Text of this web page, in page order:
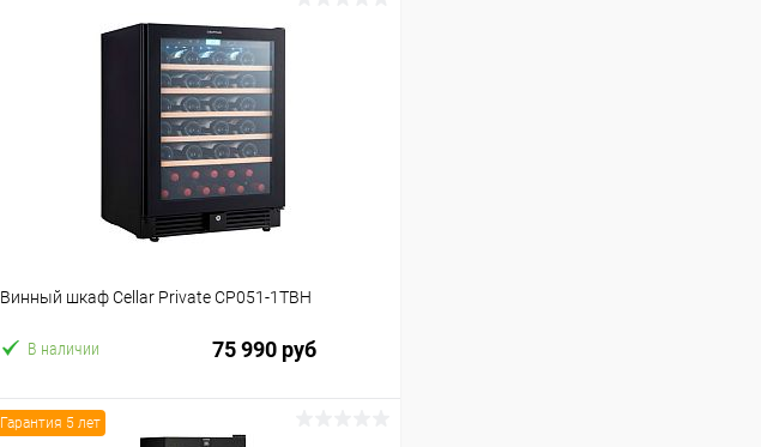
Винный шкаф Cellar Private CP051-1TBH
В наличии 75 990 руб
Гарантия 5 лет